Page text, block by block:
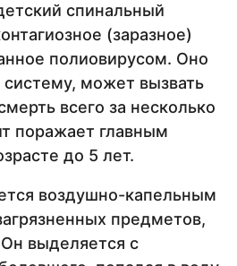
спинальный
(заразное)
полиовирусом. Оно
может вызвать
всего за несколько
поражает главным
до 5 лет.
воздушно-капельным
предметов,
выделяется с